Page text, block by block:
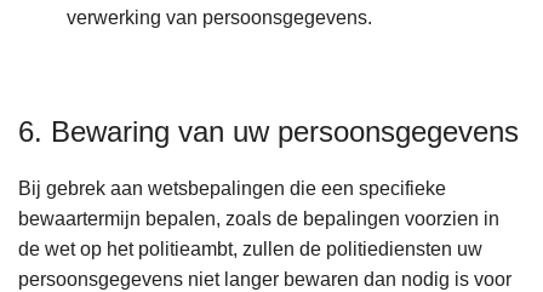
verwerking van persoonsgegevens.
6. Bewaring van uw persoonsgegevens
Bij gebrek aan wetsbepalingen die een specifieke
bewaartermijn bepalen, zoals de bepalingen voorzien in
de wet op het politieambt, zullen de politiediensten uw
persoonsgegevens niet langer bewaren dan nodig is voor